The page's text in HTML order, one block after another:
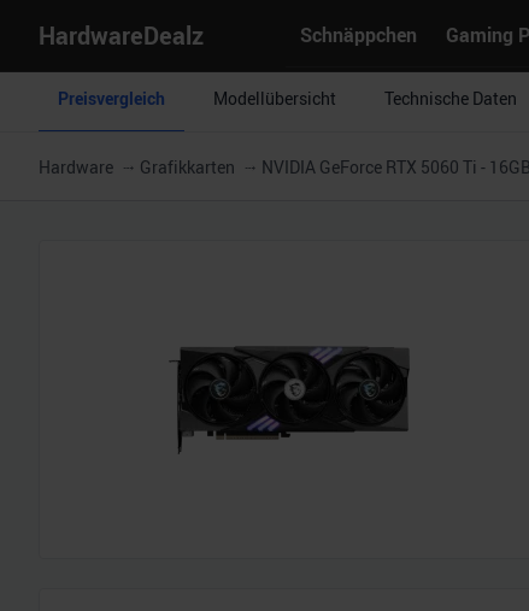
HardwareDealz Schnäppchen Gaming
Preisvergleich Modellübersicht Technische Daten
Hardware Grafikkarten NVIDIA GeForce RTX 5060 Ti - 16GB